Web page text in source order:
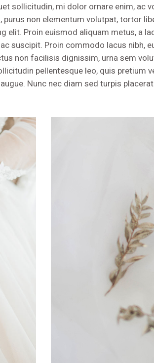
sollicitudin, mi dolor ornare enim, ac
non elementum volutpat, tortor
Proin euismod aliquam metus, a
suscipit. Proin commodo lacus nibh,
non facilisis dignissim, urna sem
pellentesque leo, quis pretium
Nunc nec diam sed turpis